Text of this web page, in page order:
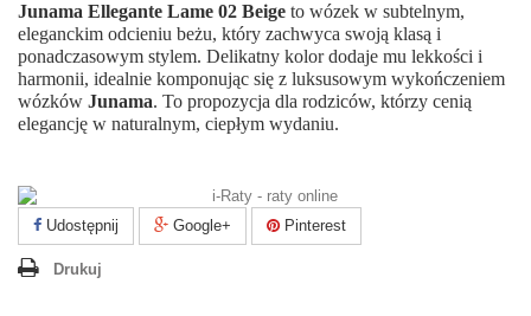
Junama Ellegante Lame 02 Beige to wózek w subtelnym,
eleganckim odcieniu beżu, który zachwyca swoją klasą i
ponadczasowym stylem. Delikatny kolor dodaje mu lekkości i
harmonii, idealnie komponując się z luksusowym wykończeniem
wózków Junama. To propozycja dla rodziców, którzy cenią
elegancję w naturalnym, ciepłym wydaniu.
Udostępnij Google+ Pinterest
Drukuj